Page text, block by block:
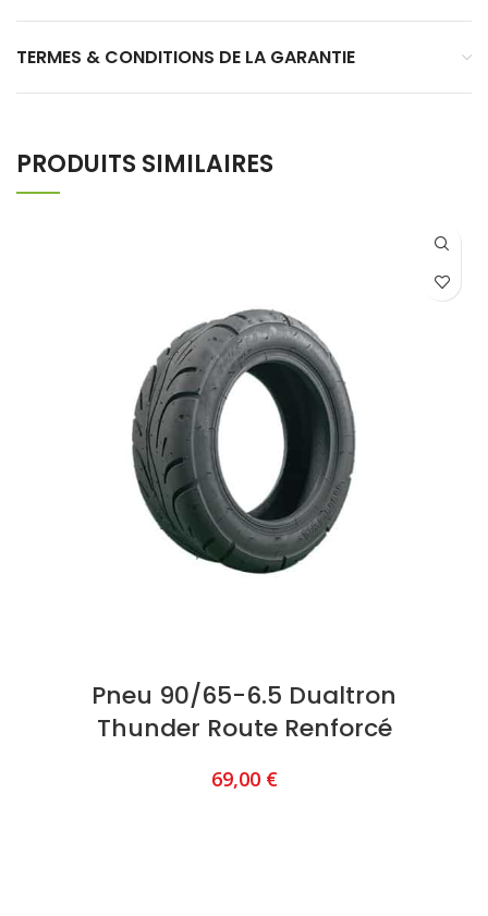
TERMES & CONDITIONS DE LA GARANTIE
PRODUITS SIMILAIRES
Pneu 90/65-6.5 Dualtron
Thunder Route Renforcé
69,00 €